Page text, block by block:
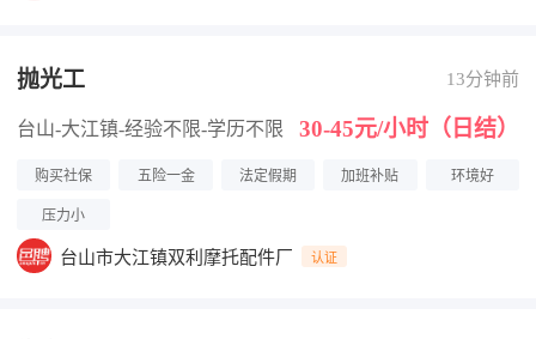
抛光工 13分钟前
台山-大江镇-经验不限-学历不限 30-45元/小时（日结）
购买社保 五险一金 法定假期 加班补贴 环境好
压力小
台山市大江镇双利摩托配件厂 认证